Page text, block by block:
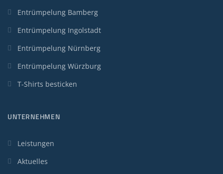
Entrümpelung Bamberg
Entrümpelung Ingolstadt
Entrümpelung Nürnberg
Entrümpelung Würzburg
T-Shirts besticken
UNTERNEHMEN
Leistungen
Aktuelles